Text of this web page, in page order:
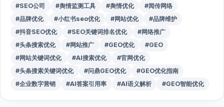
#SEO公司
#舆情监测工具 #舆情优化
#闻传网络
#品牌优化
#小红书seo优化 #网站优化
#品牌维护
#抖音SEO优化
#SEO关键词排名优化
#网络推广
#头条搜索优化
#网站推广 #GEO优化
#GEO
#网站关键词优化
#AI搜索优化
#官网优化
#头条搜索关键词优化
#问鼎GEO优化
#GEO优化指南
#企业数字营销
#AI答案引用率 #AI语义解析 #GEO智能优化